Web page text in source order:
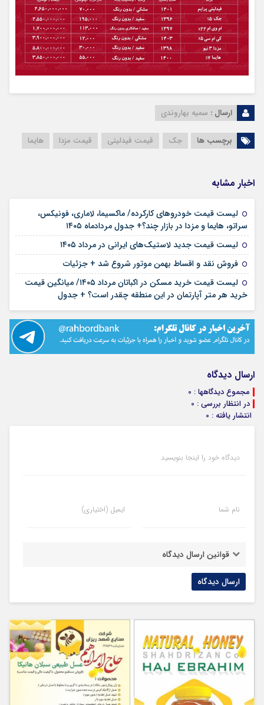
ارسال : سمیه بهاروندی
برچسب ها جک قیمت فیدلیتی قیمت مزدا هایما
اخبار مشابه
لیست قیمت خودروهای کارکرده/ ماکسیما، لاماری، فونیکس،
سراتو، هایما و مزدا در بازار چند؟+ جدول مردادماه ۱۴۰۵
لیست قیمت جدید لاستیک‌های ایرانی در مرداد ۱۴۰۵
فروش نقد و اقساط بهمن موتور شروع شد + جزئیات
لیست قیمت خرید مسکن در اکباتان مرداد ۱۴۰۵/ میانگین قیمت
خرید هر متر آپارتمان در این منطقه چقدر است؟ + جدول
ارسال دیدگاه
مجموع دیدگاهها : 0
در انتظار بررسی : 0
انتشار یافته : 0
دیدگاه خود را اینجا بنویسید
نام شما ایمیل (اختیاری)
قوانین ارسال دیدگاه